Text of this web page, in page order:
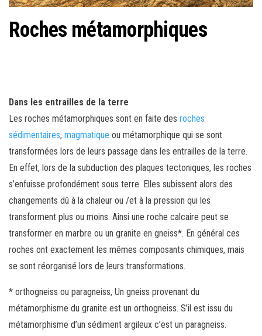
Roches métamorphiques
Dans les entrailles de la terre
Les roches métamorphiques sont en faite des roches
sédimentaires, magmatique ou métamorphique qui se sont
transformées lors de leurs passage dans les entrailles de la terre.
En effet, lors de la subduction des plaques tectoniques, les roches
s’enfuisse profondément sous terre. Elles subissent alors des
changements dû à la chaleur ou /et à la pression qui les
transforment plus ou moins. Ainsi une roche calcaire peut se
transformer en marbre ou un granite en gneiss*. En général ces
roches ont exactement les mêmes composants chimiques, mais
se sont réorganisé lors de leurs transformations.
* orthogneiss ou paragneiss, Un gneiss provenant du
métamorphisme du granite est un orthogneiss. S’il est issu du
métamorphisme d’un sédiment argileux c’est un paragneiss.